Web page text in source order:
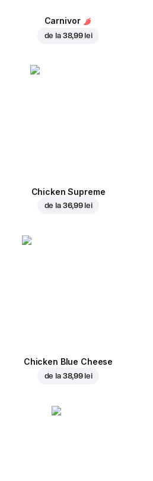
Carnivor
de la 38,99 lei
Chicken Supreme
de la 36,99 lei
Chicken Blue Cheese
de la 38,99 lei